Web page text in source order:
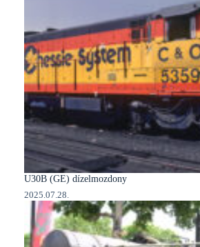
U30B (GE) dízelmozdony
2025.07.28.